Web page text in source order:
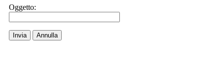
Oggetto:
Invia Annulla